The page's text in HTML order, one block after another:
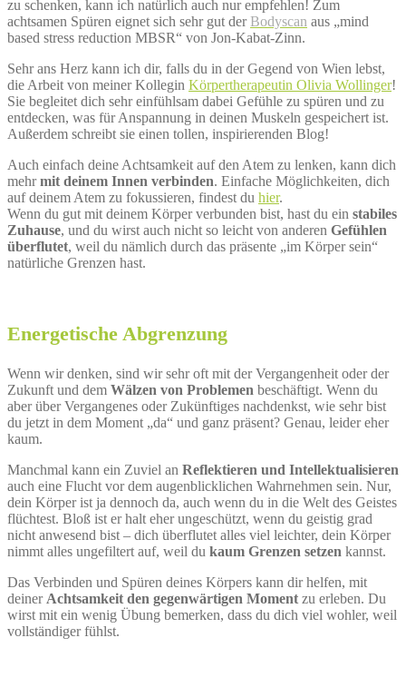
zu schenken, kann ich natürlich auch nur empfehlen! Zum
achtsamen Spüren eignet sich sehr gut der Bodyscan aus „mind
based stress reduction MBSR“ von Jon-Kabat-Zinn.
Sehr ans Herz kann ich dir, falls du in der Gegend von Wien lebst,
die Arbeit von meiner Kollegin Körpertherapeutin Olivia Wollinger!
Sie begleitet dich sehr einfühlsam dabei Gefühle zu spüren und zu
entdecken, was für Anspannung in deinen Muskeln gespeichert ist.
Außerdem schreibt sie einen tollen, inspirierenden Blog!
Auch einfach deine Achtsamkeit auf den Atem zu lenken, kann dich
mehrmit deinem Innen verbinden. Einfache Möglichkeiten, dich
auf deinem Atem zu fokussieren, findest du hier.
Wenn du gut mit deinem Körper verbunden bist, hast du ein stabiles
Zuhause, und du wirst auch nicht so leicht von anderen Gefühlen
überflutet, weil du nämlich durch das präsente „im Körper sein“
natürliche Grenzen hast.
Energetische Abgrenzung
Wenn wir denken, sind wir sehr oft mit der Vergangenheit oder der
Zukunft und dem Wälzen von Problemen beschäftigt. Wenn du
aber über Vergangenes oder Zukünftiges nachdenkst, wie sehr bist
du jetzt in dem Moment „da“ und ganz präsent? Genau, leider eher
kaum.
Manchmal kann ein Zuviel an Reflektieren und Intellektualisieren
auch eine Flucht vor dem augenblicklichen Wahrnehmen sein. Nur,
dein Körper ist ja dennoch da, auch wenn du in die Welt des Geistes
flüchtest. Bloß ist er halt eher ungeschützt, wenn du geistig grad
nicht anwesend bist – dich überflutet alles viel leichter, dein Körper
nimmt alles ungefiltert auf, weil du kaum Grenzen setzen kannst.
Das Verbinden und Spüren deines Körpers kann dir helfen, mit
deiner Achtsamkeit den gegenwärtigen Moment zu erleben. Du
wirst mit ein wenig Übung bemerken, dass du dich viel wohler, weil
vollständiger fühlst.